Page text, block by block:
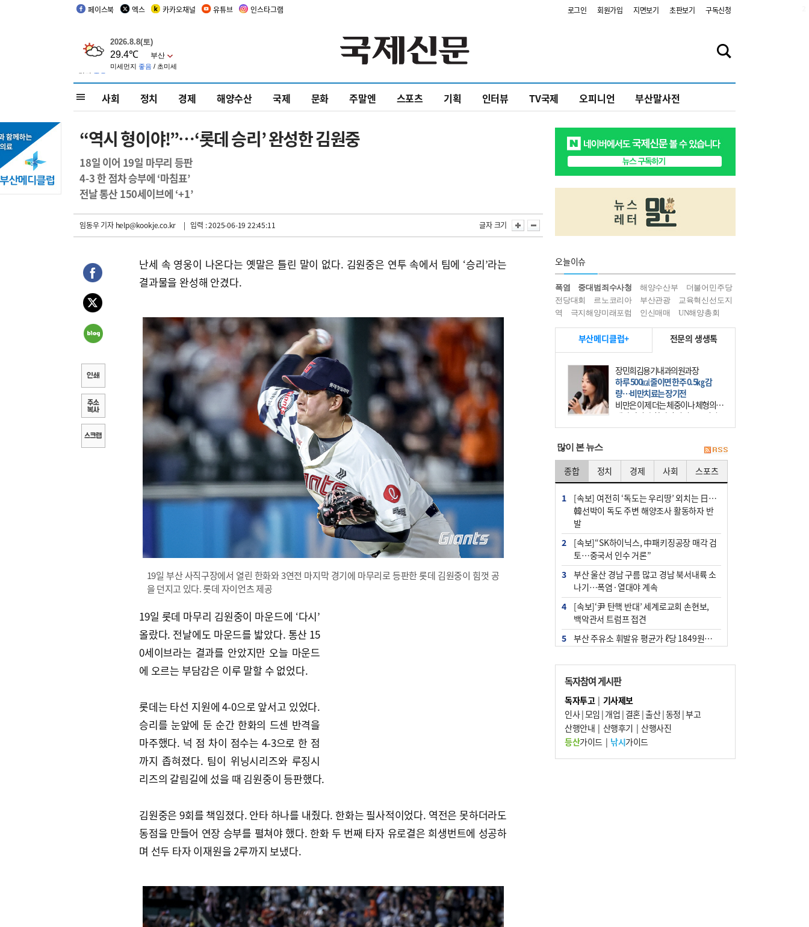
페이스북 엑스 카카오채널 유튜브 인스타그램 로그인 회원가입 지면보기 초판보기 구독신청
사회 정치 경제 해양수산 국제 문화 주말엔 스포츠 기획 인터뷰 TV국제 오피니언 부산말사전
“역시 형이야!”…‘롯데 승리’ 완성한 김원중
18일 이어 19일 마무리 등판
4-3 한 점차 승부에 ‘마침표’
전날 통산 150세이브에 ‘+1’
임동우 기자help@kookje.co.kr | 입력 : 2025-06-19 22:45:11 글자 크기
난세 속 영웅이 나온다는 옛말은 틀린 말이 없다. 김원중은 연투 속에서 팀에 ‘승리’라는
결과물을 완성해 안겼다.
19일 부산 사직구장에서 열린 한화와 3연전 마지막 경기에 마무리로 등판한 롯데 김원중이 힘껏 공
을 던지고 있다. 롯데 자이언츠 제공
19일 롯데 마무리 김원중이 마운드에 ‘다시’
올랐다. 전날에도 마운드를 밟았다. 통산 15
0세이브라는 결과를 안았지만 오늘 마운드
에 오르는 부담감은 이루 말할 수 없었다.
롯데는 타선 지원에 4-0으로 앞서고 있었다.
승리를 눈앞에 둔 순간 한화의 드센 반격을
마주했다. 넉 점 차이 점수는 4-3으로 한 점
까지 좁혀졌다. 팀이 위닝시리즈와 루징시
리즈의 갈림길에 섰을 때 김원중이 등판했다.
김원중은 9회를 책임졌다. 안타 하나를 내줬다. 한화는 필사적이었다. 역전은 못하더라도
동점을 만들어 연장 승부를 펼쳐야 했다. 한화 두 번째 타자 유로결은 희생번트에 성공하
며 선두 타자 이재원을 2루까지 보냈다.
오늘이슈
폭염 중대범죄수사청 해양수산부
더불어민주당
전당대회
르노코리아 부산관광
교육혁신선도지
역
극지해양미래포럼 인신매매 UN해양총회
부산메디클럽+ 전문의 생생톡
장민희김용기내과의원과장
하루 500㎉ 줄이면 한주 0.5㎏ 감
량…비만치료는 장기전
비만은 이제 더는 체중이나 체형의 문
제가 아니다. 하나의 질병으로 인지
하고 치료와 관리를 해야 한다. 세계
많이 본 뉴스
종합 정치 경제 사회 스포츠
1
[속보] 여전히 ‘독도는 우리땅’ 외치는 日…
韓선박이 독도 주변 해양조사 활동하자 반
발
2
[속보]“SK하이닉스, 中패키징공장 매각 검
토…중국서 인수 거론”
3
부산 울산 경남 구름 많고 경남 북서내륙 소
나기…폭염·열대야 계속
4
[속보]‘尹 탄핵 반대’ 세계로교회 손현보,
백악관서 트럼프 접견
5
부산 주유소 휘발유 평균가 ℓ당 1849원…
군사기밀 유출자 색출 지시
7
[속보] ‘심판 성접대’ 논란 축구협회 공식 사
과…“현재는 부적절 행위 없어”
8
"올해 코스피 사이드카 43회 중 25회는 삼
전닉스 ETF 이후 발생"
독자참여 게시판
독자투고| 기사제보
인사|모임 | 개업 | 결혼|출산|동정 |부고
산행안내 | 산행후기 | 산행사진
등산가이드| 낚시가이드